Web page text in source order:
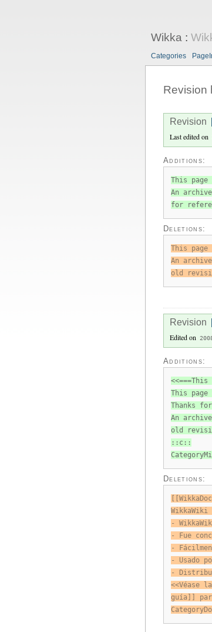
Wikka :
Categories
Revision
Revision
Last edited on
Additions:
This page
An
for
Deletions:
This page
An
old
Revision
Edited on
Additions:
<<===This
This page
Thanks
An
old
::c::
Deletions:
-
- Fue
-
- Usado
-
<<Véase
guía]]